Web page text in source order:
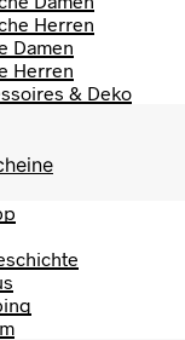
Herren
Damen
Herren
& Deko